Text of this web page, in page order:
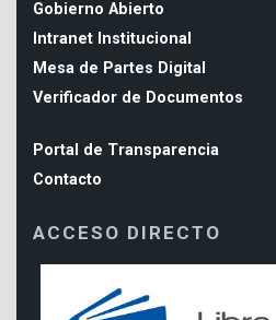
Gobierno Abierto
Intranet Institucional
Mesa de Partes Digital
Verificador de Documentos
Portal de Transparencia
Contacto
ACCESO DIRECTO